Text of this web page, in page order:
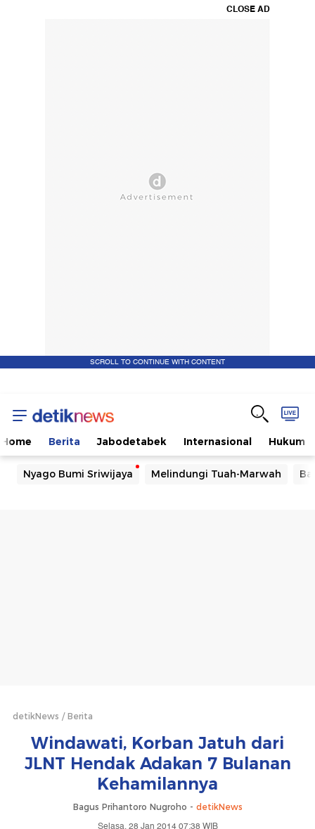
CLOSE AD
SCROLL TO CONTINUE WITH CONTENT
Home Berita Jabodetabek Internasional Hukum
Nyago Bumi Sriwijaya Melindungi Tuah-Marwah
detikNews Berita
Windawati, Korban Jatuh dari
JLNT Hendak Adakan 7 Bulanan
Kehamilannya
Bagus Prihantoro Nugroho - detikNews